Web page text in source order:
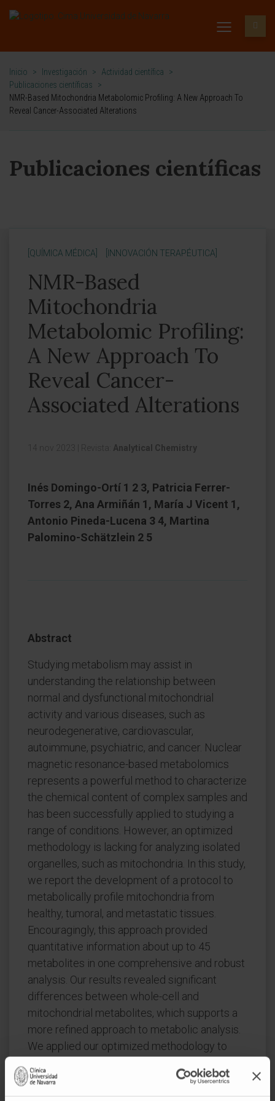
Inicio > Investigación > Actividad científica
>
Publicaciones científicas
>
NMR-Based Mitochondria Metabolomic Profiling: A New Approach To
Reveal Cancer-Associated Alterations
Publicaciones científicas
[QUÍMICA MÉDICA] [INNOVACIÓN TERAPÉUTICA]
NMR-Based
Mitochondria
Metabolomic Profiling:
A New Approach To
Reveal Cancer-
Associated Alterations
14 nov 2023 Revista: Analytical Chemistry
Inés Domingo-Ortí 1 2 3, Patricia Ferrer-
Torres 2, Ana Armiñán 1, María J Vicent 1,
Antonio Pineda-Lucena 3 4, Martina
Palomino-Schätzlein 2 5
Abstract
Studying metabolism may assist in
understanding the relationship between
normal and dysfunctional mitochondrial
activity and various diseases, such as
neurodegenerative, cardiovascular,
autoimmune, psychiatric, and cancer. Nuclear
magnetic resonance-based metabolomics
represents a powerful method to characterize
the chemical content of complex samples and
has been successfully applied to studying a
range of conditions. However, an optimized
methodology is lacking for analyzing isolated
organelles, such as mitochondria. In this study,
we report the development of a protocol to
metabolically profile mitochondria from
healthy, tumoral, and metastatic tissues.
Encouragingly, this approach provided
quantitative information about up to 45
metabolites in one comprehensive and robust
analysis. Our results revealed significant
differences between whole-cell and
mitochondrial metabolites, which supports a
more refined approach to metabolic analysis.
We applied our optimized methodology to
cancer in mouse tissues, discovering that lung
mitochondria exhibit an altered metabolic